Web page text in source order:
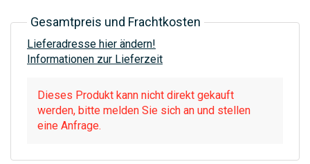
Gesamtpreis und Frachtkosten
Lieferadresse hier ändern!
Informationen zur Lieferzeit
Dieses Produkt kann nicht direkt gekauft
werden, bitte melden Sie sich an und stellen
eine Anfrage.